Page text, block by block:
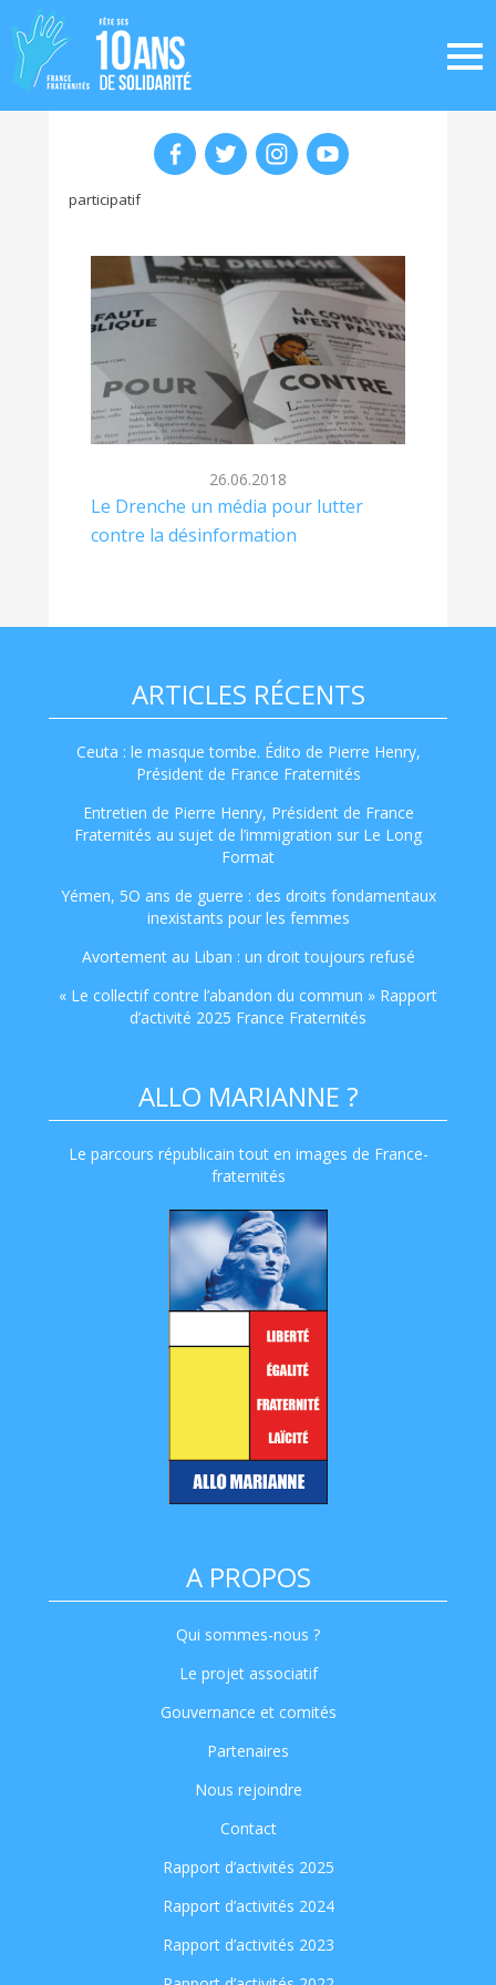
participatif
26.06.2018
Le Drenche un média pour lutter
contre la désinformation
ARTICLES RÉCENTS
Ceuta : le masque tombe. Édito de Pierre Henry,
Président de France Fraternités
Entretien de Pierre Henry, Président de France
Fraternités au sujet de l’immigration sur Le Long
Format
Yémen, 5O ans de guerre : des droits fondamentaux
inexistants pour les femmes
Avortement au Liban : un droit toujours refusé
« Le collectif contre l’abandon du commun » Rapport
d’activité 2025 France Fraternités
ALLO MARIANNE ?
Le parcours républicain tout en images de France-
fraternités
A PROPOS
Qui sommes-nous ?
Le projet associatif
Gouvernance et comités
Partenaires
Nous rejoindre
Contact
Rapport d’activités 2025
Rapport d’activités 2024
Rapport d’activités 2023